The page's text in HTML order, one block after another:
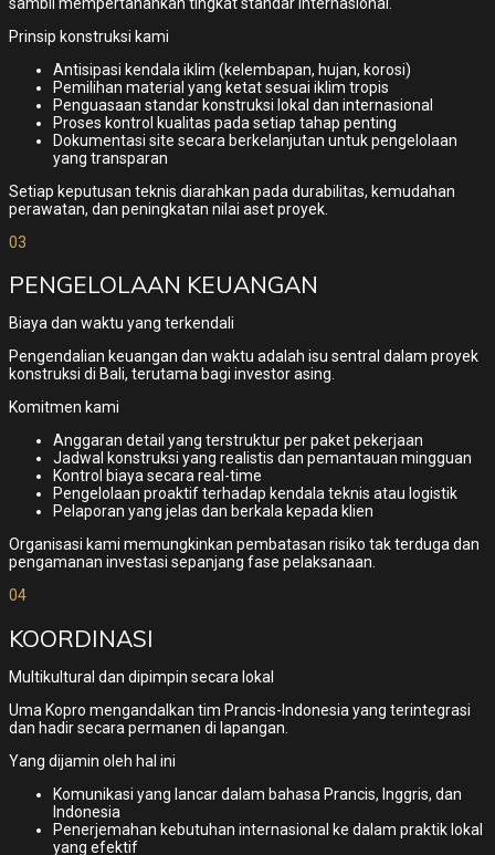
Prinsip konstruksi kami
Antisipasi kendala iklim (kelembapan, hujan, korosi)
Pemilihan material yang ketat sesuai iklim tropis
Penguasaan standar konstruksi lokal dan internasional
Proses kontrol kualitas pada setiap tahap penting
Dokumentasi site secara berkelanjutan untuk pengelolaan
yang transparan
Setiap keputusan teknis diarahkan pada durabilitas, kemudahan
perawatan, dan peningkatan nilai aset proyek.
03
PENGELOLAAN KEUANGAN
Biaya dan waktu yang terkendali
Pengendalian keuangan dan waktu adalah isu sentral dalam proyek
konstruksi di Bali, terutama bagi investor asing.
Komitmen kami
Anggaran detail yang terstruktur per paket pekerjaan
Jadwal konstruksi yang realistis dan pemantauan mingguan
Kontrol biaya secara real-time
Pengelolaan proaktif terhadap kendala teknis atau logistik
Pelaporan yang jelas dan berkala kepada klien
Organisasi kami memungkinkan pembatasan risiko tak terduga dan
pengamanan investasi sepanjang fase pelaksanaan.
04
KOORDINASI
Multikultural dan dipimpin secara lokal
Uma Kopro mengandalkan tim Prancis-Indonesia yang terintegrasi
dan hadir secara permanen di lapangan.
Yang dijamin oleh hal ini
Komunikasi yang lancar dalam bahasa Prancis, Inggris, dan
Indonesia
Penerjemahan kebutuhan internasional ke dalam praktik lokal
yang efektif